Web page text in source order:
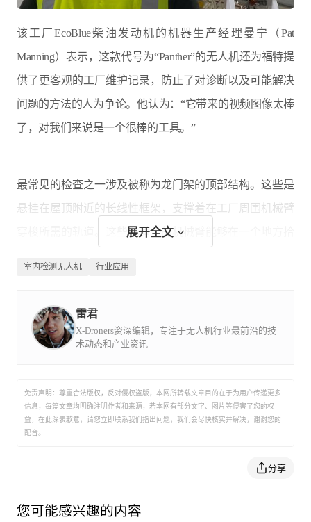
该工厂EcoBlue柴油发动机的机器生产经理曼宁（Pat
Manning）表示，这款代号为“Panther”的无人机还为福特提
供了更客观的工厂维护记录，防止了对诊断以及可能解决
问题的方法的人为争论。他认为：“它带来的视频图像太棒
了，对我们来说是一个很棒的工具。”
最常见的检查之一涉及被称为龙门架的顶部结构。这些是
悬挂在屋顶附近的长线性框架，支撑着在工厂周围机械臂
穿梭所需的轨道。这些轨道上的机械臂能够在一个地方拾
这个工厂内有大约200个龙门架，它们需要经常接受检查以
确保它们不会破裂或松脱，并落在地板、设备或人员身
使用电动升降机并铺设脚手架以到达龙门架的位置。工厂
一直在寻找一种方法来提高这个过程的效率，一名工人开
带一个可以来回穿梭并拍摄镜头的相机。然后，有人建议
使用无人机。
展开全文
室内检测无人机 行业应用
雷君
X-Droners资深编辑，专注于无人机行业最前沿的技
术动态和产业资讯
免责声明：尊重合法版权，反对侵权盗版，本网所转载文章目的在于为用户传递更多
信息，每篇文章均明确注明作者和来源，若本网有部分文字、图片等侵害了您的权
益，在此深表歉意，请您立即联系我们指出问题，我们会尽快核实并解决，谢谢您的
配合。
分享
您可能感兴趣的内容